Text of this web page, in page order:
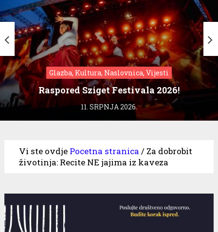
Glazba, Kultura, Naslovnica, Vijesti
Raspored Sziget Festivala 2026!
11. SRPNJA 2026.
Vi ste ovdje Pocetna stranica / Za dobrobit
životinja: Recite NE jajima iz kaveza